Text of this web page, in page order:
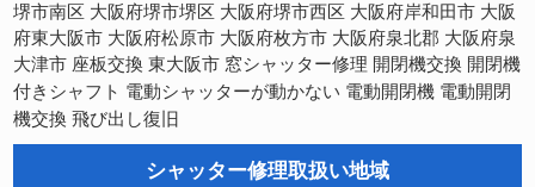
堺市南区 大阪府堺市堺区 大阪府堺市西区 大阪府岸和田市 大阪
府東大阪市 大阪府松原市 大阪府枚方市 大阪府泉北郡 大阪府泉
大津市 座板交換 東大阪市 窓シャッター修理 開閉機交換 開閉機
付きシャフト 電動シャッターが動かない 電動開閉機 電動開閉
機交換 飛び出し復旧
シャッター修理取扱い地域